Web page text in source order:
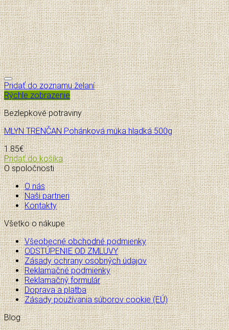
Pridať do zoznamu želaní
Rýchle zobrazenie
Bezlepkové potraviny
MLYN TRENČAN Pohánková múka hladká 500g
1.85€
Pridať do košíka
O spoločnosti
O nás
Naši partneri
Kontakty
Všetko o nákupe
Všeobecné obchodné podmienky
ODSTÚPENIE OD ZMLUVY
Zásady ochrany osobných údajov
Reklamačné podmienky
Reklamačný formulár
Doprava a platba
Zásady používania súborov cookie (EÚ)
Blog